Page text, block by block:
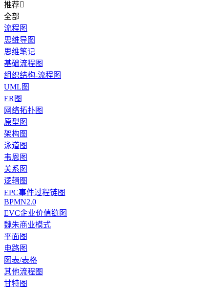
推荐
全部
流程图
思维导图
思维笔记
基础流程图
组织结构-流程图
UML图
ER图
网络拓扑图
原型图
架构图
泳道图
韦恩图
关系图
逻辑图
EPC事件过程链图
BPMN2.0
EVC企业价值链图
魏朱商业模式
平面图
电路图
图表/表格
其他流程图
甘特图